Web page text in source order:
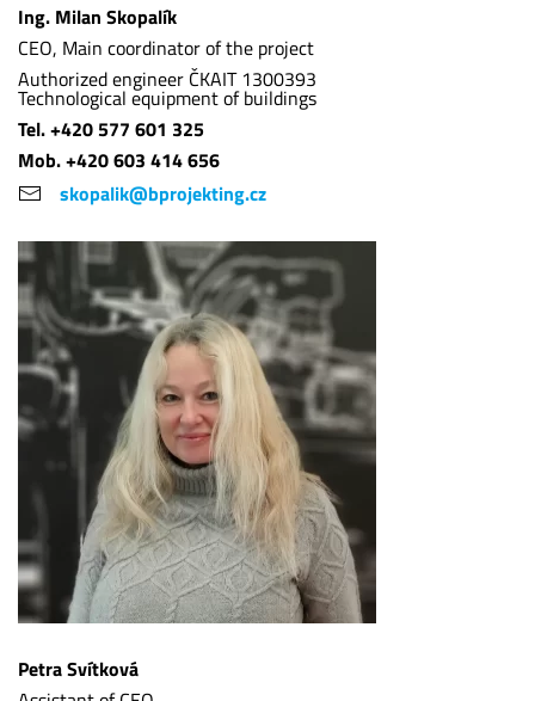
Ing. Milan Skopalík
CEO, Main coordinator of the project
Authorized engineer ČKAIT 1300393
Technological equipment of buildings
Tel. +420 577 601 325
Mob. +420 603 414 656
skopalik@bprojekting.cz
Petra Svítková